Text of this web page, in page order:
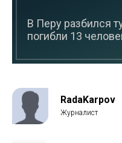
В Перу разбился
погибли 13
RadaKarpov